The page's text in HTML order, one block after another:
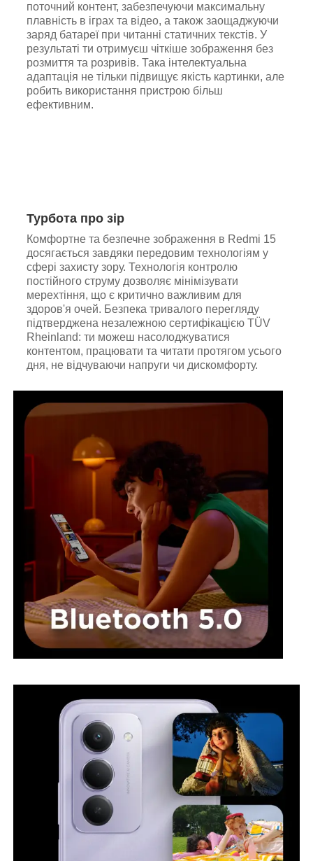
поточний контент, забезпечуючи максимальну
плавність в іграх та відео, а також заощаджуючи
заряд батареї при читанні статичних текстів. У
результаті ти отримуєш чіткіше зображення без
розмиття та розривів. Така інтелектуальна
адаптація не тільки підвищує якість картинки, але
робить використання пристрою більш
ефективним.
Турбота про зір
Комфортне та безпечне зображення в Redmi 15
досягається завдяки передовим технологіям у
сфері захисту зору. Технологія контролю
постійного струму дозволяє мінімізувати
мерехтіння, що є критично важливим для
здоров'я очей. Безпека тривалого перегляду
підтверджена незалежною сертифікацією TÜV
Rheinland: ти можеш насолоджуватися
контентом, працювати та читати протягом усього
дня, не відчуваючи напруги чи дискомфорту.